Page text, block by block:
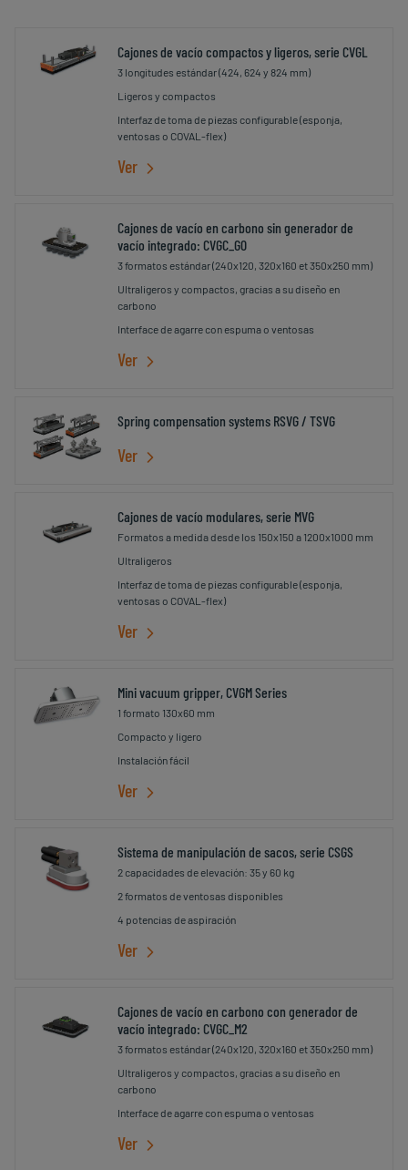
Cajones de vacío compactos y ligeros, serie CVGL
3 longitudes estándar (424, 624 y 824 mm)
Ligeros y compactos
Interfaz de toma de piezas configurable (esponja,
ventosas o COVAL-flex)
Ver
Cajones de vacío en carbono sin generador de
vacío integrado: CVGC_G0
3 formatos estándar (240x120, 320x160 et 350x250 mm)
Ultraligeros y compactos, gracias a su diseño en
carbono
Interface de agarre con espuma o ventosas
Ver
Spring compensation systems RSVG / TSVG
Ver
Cajones de vacío modulares, serie MVG
Formatos a medida desde los 150x150 a 1200x1000 mm
Ultraligeros
Interfaz de toma de piezas configurable (esponja,
ventosas o COVAL-flex)
Ver
Mini vacuum gripper, CVGM Series
1 formato 130x60 mm
Compacto y ligero
Instalación fácil
Ver
Sistema de manipulación de sacos, serie CSGS
2 capacidades de elevación: 35 y 60 kg
2 formatos de ventosas disponibles
4 potencias de aspiración
Ver
Cajones de vacío en carbono con generador de
vacío integrado: CVGC_M2
3 formatos estándar (240x120, 320x160 et 350x250 mm)
Ultraligeros y compactos, gracias a su diseño en
carbono
Interface de agarre con espuma o ventosas
Ver